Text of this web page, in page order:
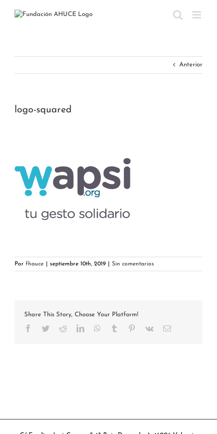
Anterior
logo-squared
Por fhauce septiembre 10th, 2019 Sin comentarios
Share This Story, Choose Your Platform!
Facebook
TwitterRedditLinkedInWhatsApp
Tumblr Pinterest
Vk
Correo